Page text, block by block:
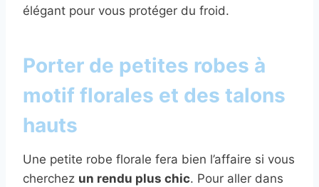
élégant pour vous protéger du froid.
Porter de petites robes à
motif florales et des talons
hauts
Une petite robe florale fera bien l’affaire si vous
cherchez un rendu plus chic. Pour aller dans